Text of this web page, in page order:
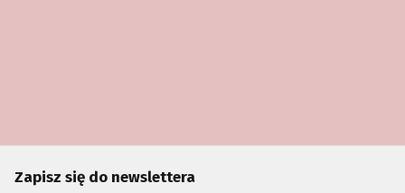
Zapisz się do newslettera